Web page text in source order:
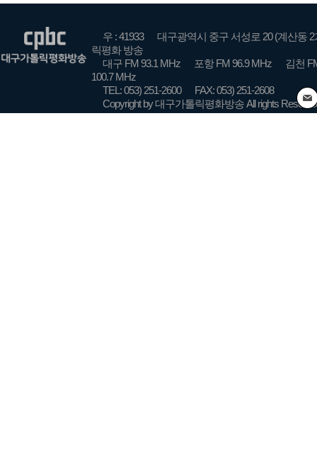
우 : 41933
대구광역시 중구 서성로 20 (계산동 2
릭평화 방송
대구 FM 93.1 MHz
포항 FM 96.9 MHz
김천
100.7 MHz
TEL: 053) 251-2600
FAX: 053) 251-2608
Copyright by 대구가톨릭평화방송 All rights